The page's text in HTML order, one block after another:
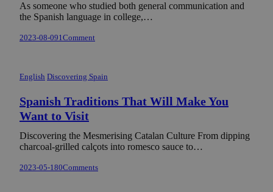
As someone who studied both general communication and
the Spanish language in college,…
2023-08-091Comment
English Discovering Spain
Spanish Traditions That Will Make You
Want to Visit
Discovering the Mesmerising Catalan Culture From dipping
charcoal-grilled calçots into romesco sauce to…
2023-05-180Comments